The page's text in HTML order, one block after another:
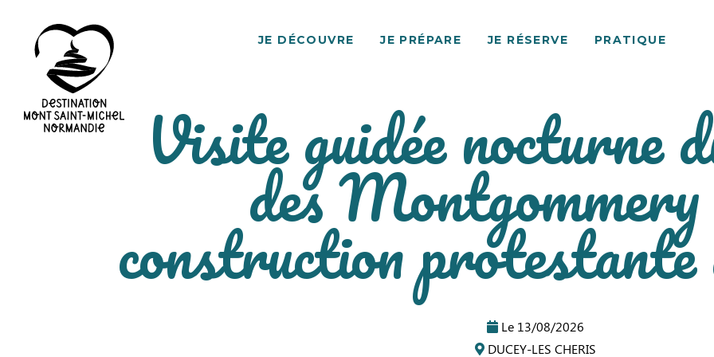
JE DÉCOUVRE JE PRÉPARE JE RÉSERVE PRATIQUE
Visite guidée nocturne
des Montgommery
construction protestante
Le 13/08/2026
DUCEY-LES CHERIS